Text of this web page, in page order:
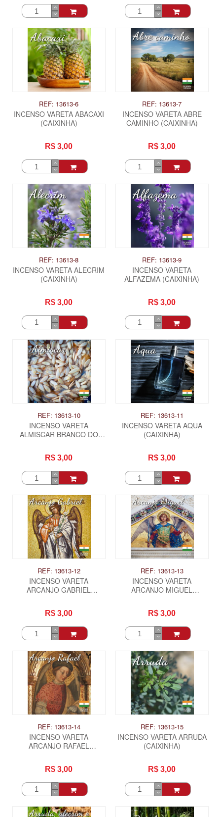
REF: 13613-6
INCENSO VARETA ABACAXI
(CAIXINHA)
R$ 3,00
REF: 13613-7
INCENSO VARETA ABRE
CAMINHO (CAIXINHA)
R$ 3,00
REF: 13613-8
INCENSO VARETA ALECRIM
(CAIXINHA)
R$ 3,00
REF: 13613-9
INCENSO VARETA
ALFAZEMA (CAIXINHA)
R$ 3,00
REF: 13613-10
INCENSO VARETA
ALMISCAR BRANCO DO
R$ 3,00
REF: 13613-11
INCENSO VARETA AQUA
(CAIXINHA)
R$ 3,00
REF: 13613-12
INCENSO VARETA
ARCANJO GABRIEL
R$ 3,00
REF: 13613-13
INCENSO VARETA
ARCANJO MIGUEL
R$ 3,00
REF: 13613-14
INCENSO VARETA
ARCANJO RAFAEL
R$ 3,00
REF: 13613-15
INCENSO VARETA ARRUDA
(CAIXINHA)
R$ 3,00